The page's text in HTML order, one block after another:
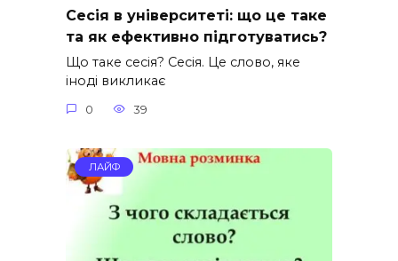
Сесія в університеті: що це таке
та як ефективно підготуватись?
Що таке сесія? Сесія. Це слово, яке
іноді викликає
0 39
ЛАЙФ